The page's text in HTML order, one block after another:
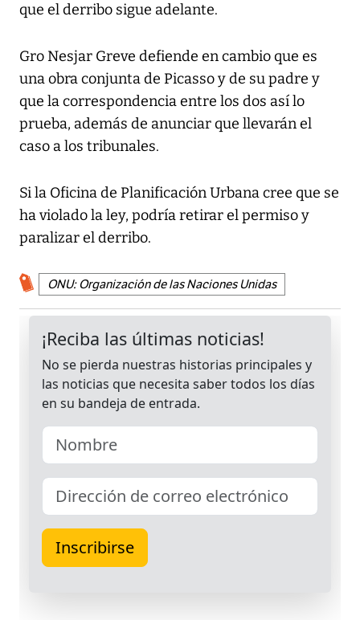
que el derribo sigue adelante.
Gro Nesjar Greve defiende en cambio que es
una obra conjunta de Picasso y de su padre y
que la correspondencia entre los dos así lo
prueba, además de anunciar que llevarán el
caso a los tribunales.
Si la Oficina de Planificación Urbana cree que se
ha violado la ley, podría retirar el permiso y
paralizar el derribo.
ONU: Organización de las Naciones Unidas